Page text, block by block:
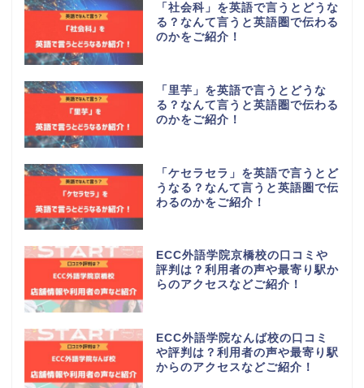
「社会科」を英語で言うとどうな
る？なんて言うと英語圏で伝わる
のかをご紹介！
「里芋」を英語で言うとどうな
る？なんて言うと英語圏で伝わる
のかをご紹介！
「ケセラセラ」を英語で言うとど
うなる？なんて言うと英語圏で伝
わるのかをご紹介！
ECC外語学院京橋校の口コミや
評判は？利用者の声や最寄り駅か
らのアクセスなどご紹介！
ECC外語学院なんば校の口コミ
や評判は？利用者の声や最寄り駅
からのアクセスなどご紹介！